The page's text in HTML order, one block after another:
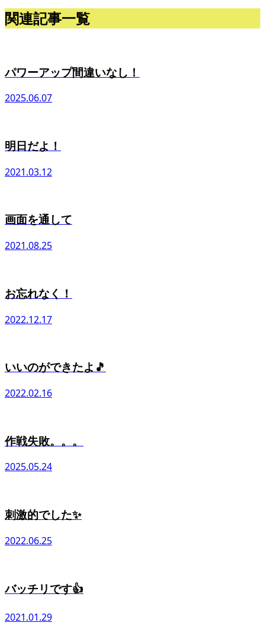
関連記事一覧
パワーアップ間違いなし！
2025.06.07
明日だよ！
2021.03.12
画面を通して
2021.08.25
お忘れなく！
2022.12.17
いいのができたよ🎵
2022.02.16
作戦失敗。。。
2025.05.24
刺激的でした✨
2022.06.25
バッチリです👍
2021.01.29